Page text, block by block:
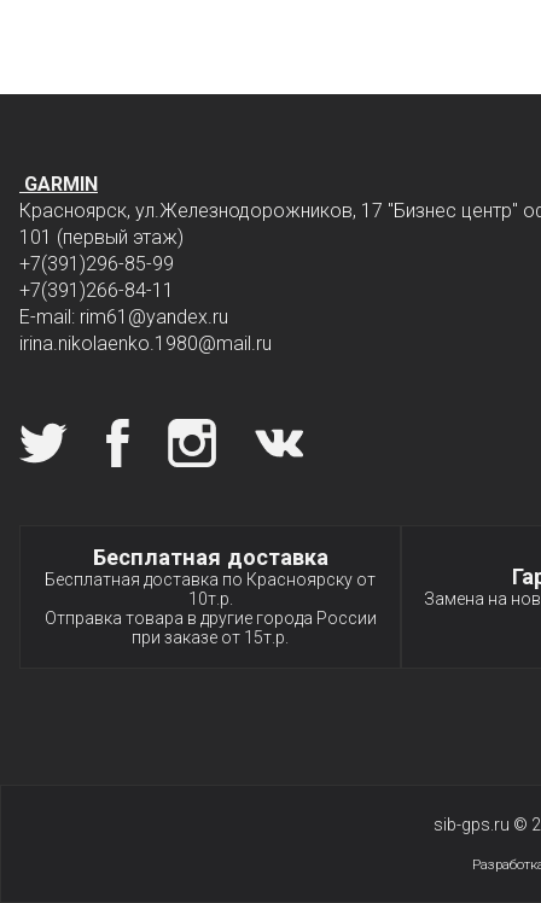
GARMIN
Красноярск, ул.Железнодорожников, 17 "Бизнес центр"
101 (первый этаж)
+7(391)296-85-99
+7(391)266-84-11
E-mail: rim61 @yandex.ru
irina.nikolaenko.1980@mail.ru
Мы в социальных сетях
Специальные условия
Бесплатная доставка
Бесплатная доставка по Красноярску от
10т.р.
Отправка товара в другие города России
при заказе от 15т.р.
Замена на
sib-gps.ru ©